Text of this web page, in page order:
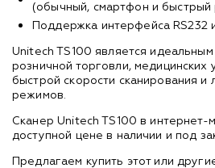
(обычный, смартфон и
Поддержка интерфейса RS232
Unitech TS100 является
розничной торговли, медицинских
быстрой скорости сканирования
режимов.
Сканер Unitech TS100 в интернет-
доступной цене в наличии и под
Предлагаем купить этот или